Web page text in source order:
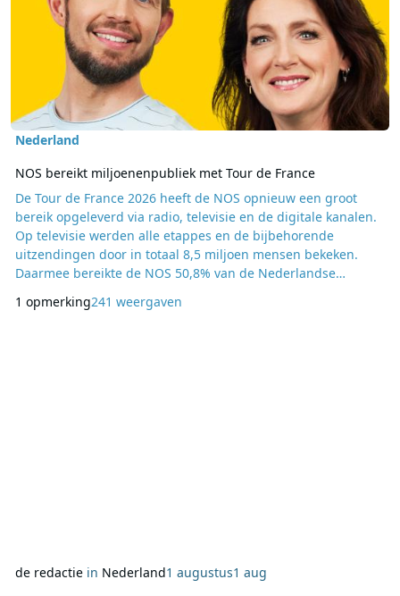
Nederland
NOS bereikt miljoenenpubliek met Tour de France
De Tour de France 2026 heeft de NOS opnieuw een groot
bereik opgeleverd via radio, televisie en de digitale kanalen.
Op televisie werden alle etappes en de bijbehorende
uitzendingen door in totaal 8,5 miljoen mensen bekeken.
Daarmee bereikte de NOS 50,8% van de Nederlandse
online kijken zijn verwerkt, worden op een later moment
1 opmerking241 weergaven
de redactiein Nederland1 augustus1 aug